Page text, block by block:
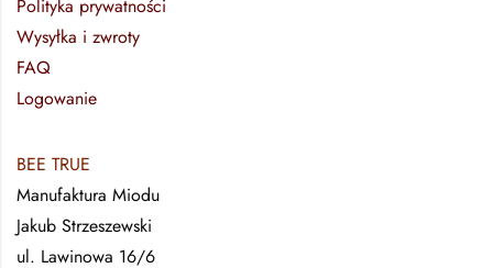
Polityka prywatności
Wysyłka i zwroty
FAQ
Logowanie
BEE TRUE
Manufaktura Miodu
Jakub Strzeszewski
ul. Lawinowa 16/6